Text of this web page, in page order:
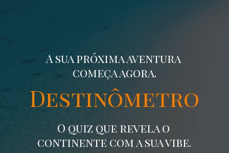
Destinômetro
O quiz que revela o
continente com a sua vibe.
A sua próxima aventura
começa agora.